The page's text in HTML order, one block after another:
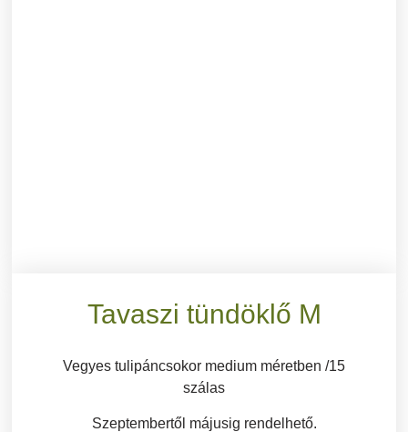
Tavaszi tündöklő M
Vegyes tulipáncsokor medium méretben /15
szálas
Szeptembertől májusig rendelhető.